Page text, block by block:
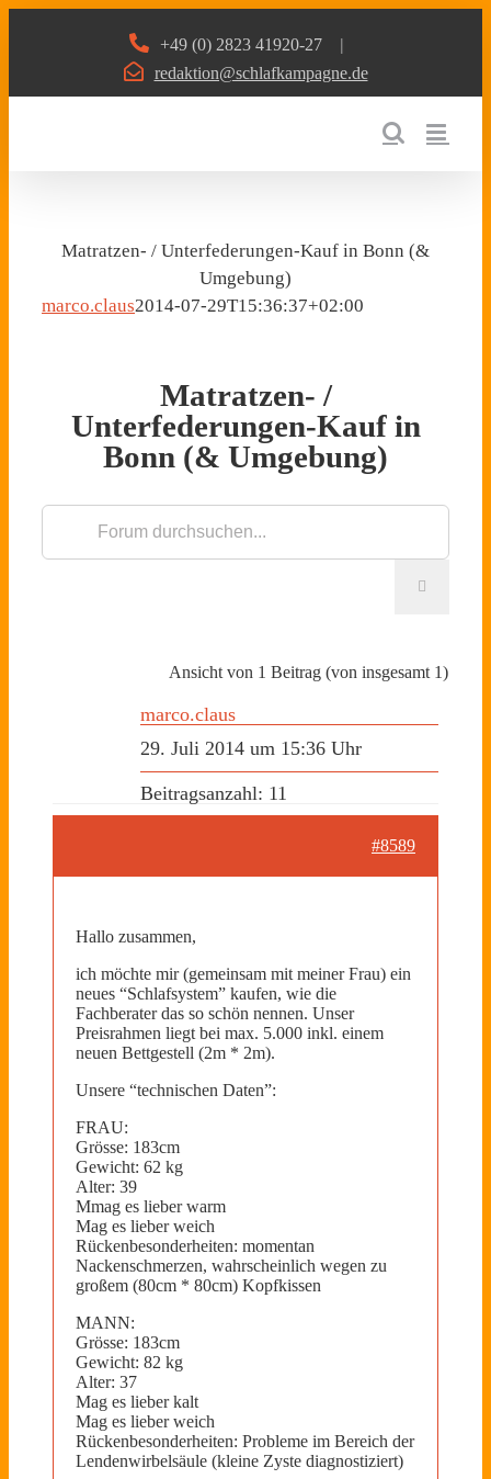
+49 (0) 2823 41920-27
|
redaktion@schlafkampagne.de
Matratzen- / Unterfederungen-Kauf in Bonn (&
Umgebung)
marco.claus2014-07-29T15:36:37+02:00
Matratzen- /
Unterfederungen-Kauf in
Bonn (& Umgebung)
Ansicht von 1 Beitrag (von insgesamt 1)
marco.claus
29. Juli 2014 um 15:36 Uhr
Beitragsanzahl: 11
#8589
Hallo zusammen,
ich möchte mir (gemeinsam mit meiner Frau) ein
neues “Schlafsystem” kaufen, wie die
Fachberater das so schön nennen. Unser
Preisrahmen liegt bei max. 5.000 inkl. einem
neuen Bettgestell (2m * 2m).
Unsere “technischen Daten”:
FRAU:
Grösse: 183cm
Gewicht: 62 kg
Alter: 39
Mmag es lieber warm
Mag es lieber weich
Rückenbesonderheiten: momentan
Nackenschmerzen, wahrscheinlich wegen zu
großem (80cm * 80cm) Kopfkissen
MANN:
Grösse: 183cm
Gewicht: 82 kg
Alter: 37
Mag es lieber kalt
Mag es lieber weich
Rückenbesonderheiten: Probleme im Bereich der
Lendenwirbelsäule (kleine Zyste diagnostiziert)